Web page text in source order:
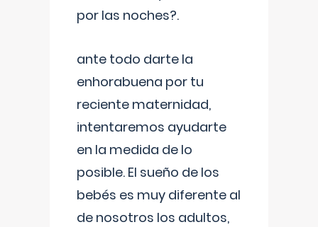
por las noches?.
ante todo darte la
enhorabuena por tu
reciente maternidad,
intentaremos ayudarte
en la medida de lo
posible. El sueño de los
bebés es muy diferente al
de nosotros los adultos,